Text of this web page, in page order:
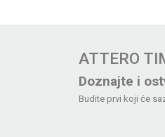
ATTERO
Doznajte i
Budite prvi koji će